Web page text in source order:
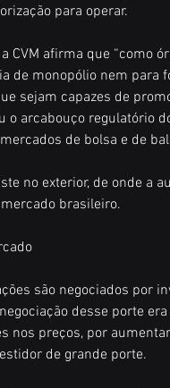
para operar.
CVM afirma que “como
de monopólio nem para
sejam capazes de
o arcabouço regulatório
de bolsa e de
no exterior, de onde a
brasileiro.
são negociados por
desse porte
nos preços, por
de grande porte.